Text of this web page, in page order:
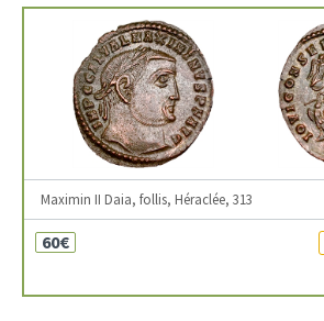
Maximin II Daia, follis, Héraclée, 313
60€